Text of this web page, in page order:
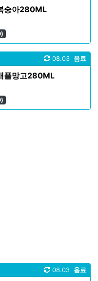
숭아280ML
음료
08.03
플망고280ML
음료
08.03